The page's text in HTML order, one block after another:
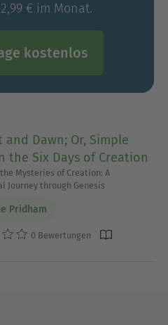
€ im Monat.
kostenlos
and Dawn; Or, Simple
the Six Days of Creation
Mysteries of Creation: A
Journey through Genesis
Pridham
0 Bewertungen